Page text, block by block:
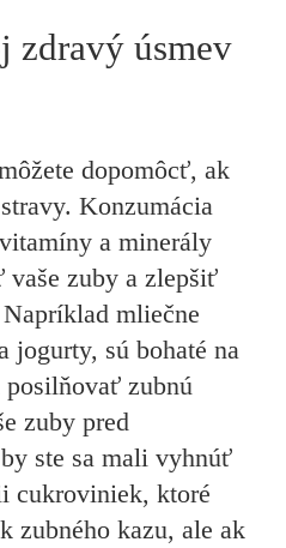
zdravý úsmev
dopomôcť, ak
Konzumácia
a minerály
zuby a zlepšiť
mliečne
jogurty, sú bohaté na
zubnú
zuby pred
ste sa mali vyhnúť
cukroviniek, ktoré
zubného kazu, ale ak